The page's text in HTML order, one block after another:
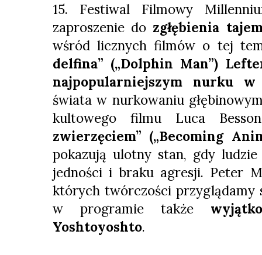
15. Festiwal Filmowy
zaproszenie do zgłębienia
wśród licznych filmów o tej
delfina” („Dolphin Man”)
najpopularniejszym nurku
świata w nurkowaniu
kultowego filmu Luca
zwierzęciem” („Becoming
pokazują ulotny stan, gdy
jedności i braku agresji. Peter
których twórczości przyglądamy
w programie także
Yoshtoyoshto.